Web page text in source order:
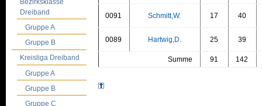
Bezirksklasse
Dreiband
Gruppe A
Gruppe B
Kreisliga Dreiband
Gruppe A
Gruppe B
Gruppe C
0091 Schmitt,W. 17 40
0089 Hartwig,D. 25 39
Summe 91 142